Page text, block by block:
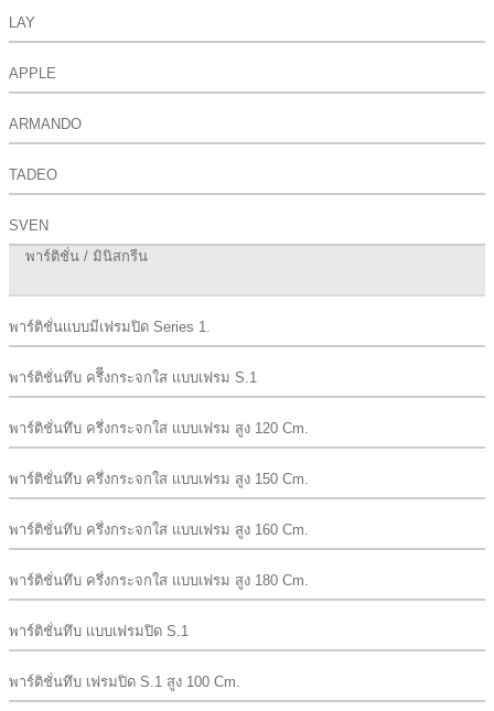
LAY
APPLE
ARMANDO
TADEO
SVEN
พาร์ติชั่น / มินิสกรีน
พาร์ติชั่นเเบบมีเฟรมปิด Series 1.
พาร์ติชั่นทึบ ครึีงกระจกใส เเบบเฟรม S.1
พาร์ติชั่นทึบ ครึ่งกระจกใส เเบบเฟรม สูง 120 Cm.
พาร์ติชั่นทึบ ครึ่งกระจกใส เเบบเฟรม สูง 150 Cm.
พาร์ติชั่นทึบ ครึ่งกระจกใส เเบบเฟรม สูง 160 Cm.
พาร์ติชั่นทึบ ครึ่งกระจกใส เเบบเฟรม สูง 180 Cm.
พาร์ติชั่นทึบ เเบบเฟรมปิด S.1
พาร์ติชั่นทึบ เฟรมปิด S.1 สูง 100 Cm.